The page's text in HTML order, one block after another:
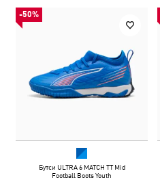
-50%
Бутси ULTRA 6 MATCH TT Mid
Football Boots Youth